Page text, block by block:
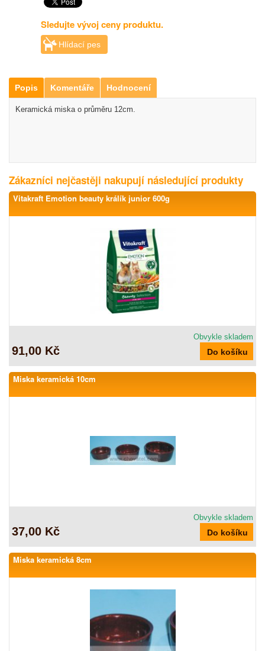
Sledujte vývoj ceny produktu.
Hlídací pes
Popis Komentáře Hodnocení
Keramická miska o průměru 12cm.
Zákazníci nejčastěji nakupují následující produkty
Vitakraft Emotion beauty králík junior 600g
Obvykle skladem
91,00 Kč
Miska keramická 10cm
Obvykle skladem
37,00 Kč
Miska keramická 8cm